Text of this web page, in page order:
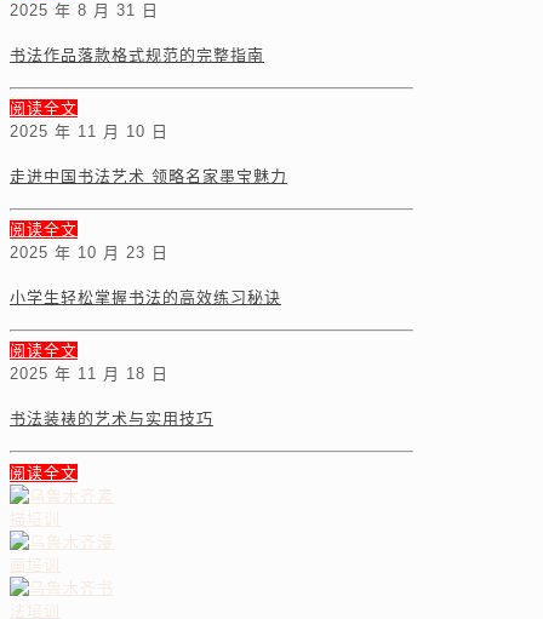
2025 年 8 月 31 日
书法作品落款格式规范的完整指南
阅读全文
2025 年 11 月 10 日
走进中国书法艺术 领略名家墨宝魅力
阅读全文
2025 年 10 月 23 日
小学生轻松掌握书法的高效练习秘诀
阅读全文
2025 年 11 月 18 日
书法装裱的艺术与实用技巧
阅读全文